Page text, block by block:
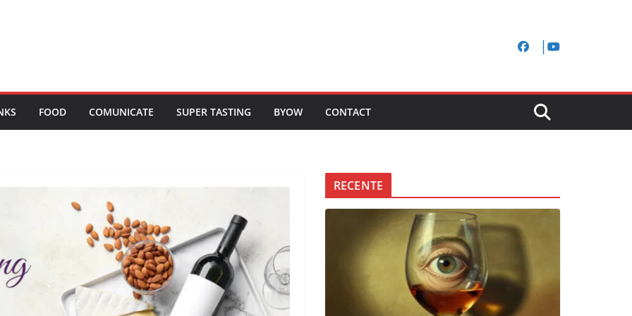
FOOD COMUNICATE SUPER TASTING BYOW CONTACT
RECENTE